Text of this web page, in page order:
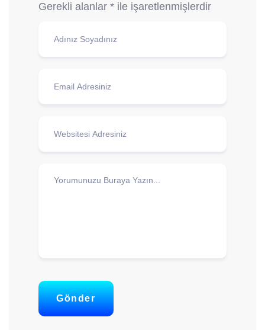
Gerekli alanlar * ile işaretlenmişlerdir
Gönder